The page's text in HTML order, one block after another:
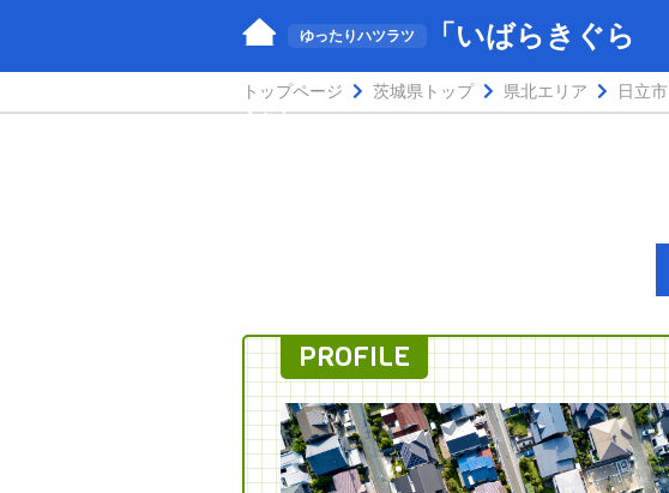
ゆったりハツラツ 「いばらきぐら
し」
トップページ 茨城県トップ 県北エリア 日立市
PROFILE